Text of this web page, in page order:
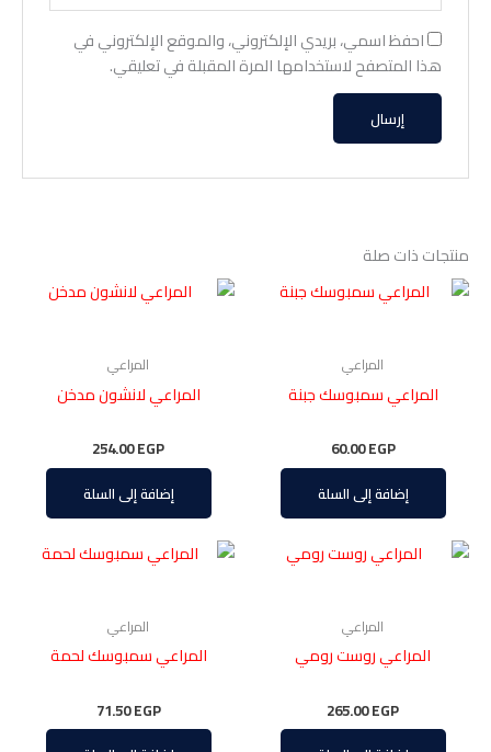
احفظ اسمي، بريدي الإلكتروني، والموقع الإلكتروني في
هذا المتصفح لاستخدامها المرة المقبلة في تعليقي.
منتجات ذات صلة
المراعي
المراعي سمبوسك جبنة
60.00EGP
إضافة إلى السلة
المراعي
المراعي لانشون مدخن
254.00EGP
إضافة إلى السلة
المراعي
المراعي روست رومي
265.00EGP
المراعي
المراعي سمبوسك لحمة
71.50EGP